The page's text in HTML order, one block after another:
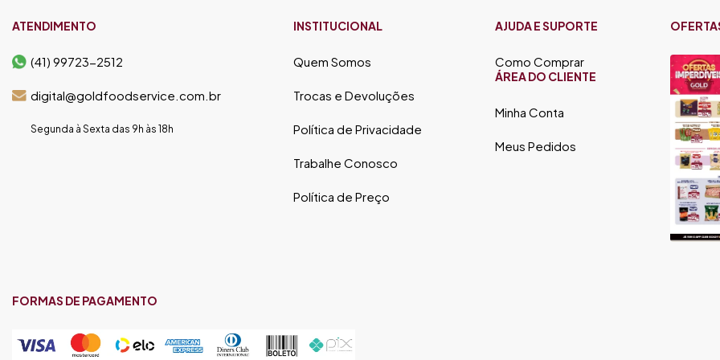
ATENDIMENTO
(41) 99723-2512
digital@goldfoodservice.com.br
Segunda à Sexta das 9h às 18h
INSTITUCIONAL
Quem Somos
Trocas e Devoluções
Política de Privacidade
Trabalhe Conosco
Política de Preço
AJUDA E SUPORTE
Como Comprar
ÁREA DO CLIENTE
Minha Conta
Meus Pedidos
FORMAS DE PAGAMENTO